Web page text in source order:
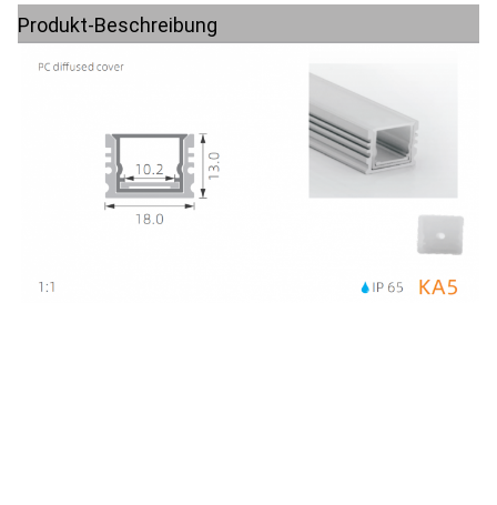
Produkt-Beschreibung